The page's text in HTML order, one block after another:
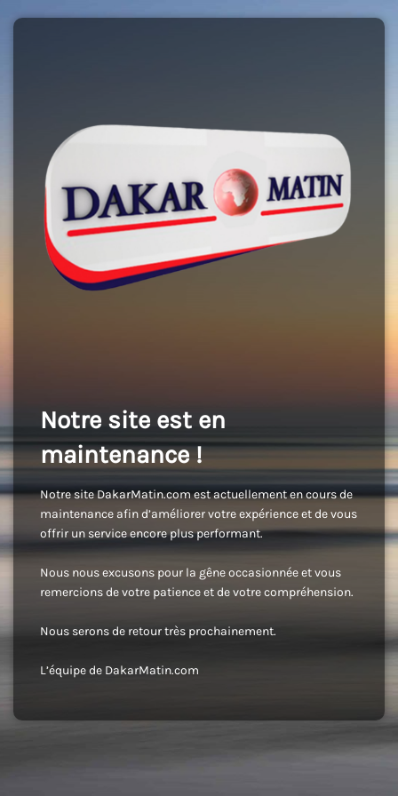
Notre site est en
maintenance !
Notre site DakarMatin.com est actuellement en cours de
maintenance afin d’améliorer votre expérience et de vous
offrir un service encore plus performant.
Nous nous excusons pour la gêne occasionnée et vous
remercions de votre patience et de votre compréhension.
Nous serons de retour très prochainement.
L’équipe de DakarMatin.com